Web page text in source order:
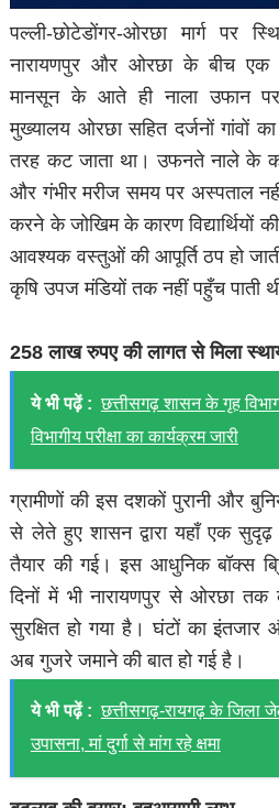
​पल्ली-छोटेडोंगर-ओरछा मार्ग पर
नारायणपुर और ओरछा के बीच एक
मानसून के आते ही नाला उफान
मुख्यालय ओरछा सहित दर्जनों गांवों
तरह कट जाता था। उफनते नाले के
और गंभीर मरीज समय पर अस्पताल
करने के जोखिम के कारण विद्यार्थियों
आवश्यक वस्तुओं की आपूर्ति ठप हो
कृषि उपज मंडियों तक नहीं पहुँच पाती
258 लाख रुपए की लागत से मिला
ये भी पढ़ें : छत्तीसगढ़ शासन के गृह
विभागीय परीक्षा का कार्यक्रम जारी
​ग्रामीणों की इस दशकों पुरानी और
से लेते हुए शासन द्वारा यहाँ एक सुदृढ़
तैयार की गई। इस आधुनिक बॉक्स
दिनों में भी नारायणपुर से ओरछा तक
सुरक्षित हो गया है। घंटों का
अब गुजरे जमाने की बात हो गई है।
ये भी पढ़ें : छत्तीसगढ़-रायगढ़ के जिला
उपासना, मां दुर्गा से मांग रहे क्षमा